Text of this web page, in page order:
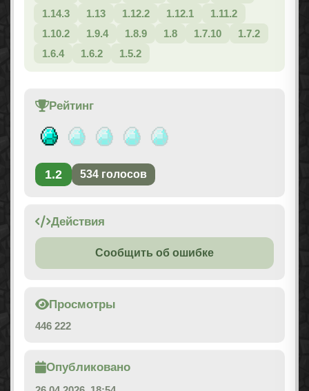
1.14.3
1.13 1.12.2 1.12.1
1.11.2
1.10.2
1.9.4 1.8.9 1.8 1.7.10
1.7.2
1.6.4
1.6.2 1.5.2
Рейтинг
1.2 534 голосов
Действия
Сообщить об ошибке
Просмотры
446 222
Опубликовано